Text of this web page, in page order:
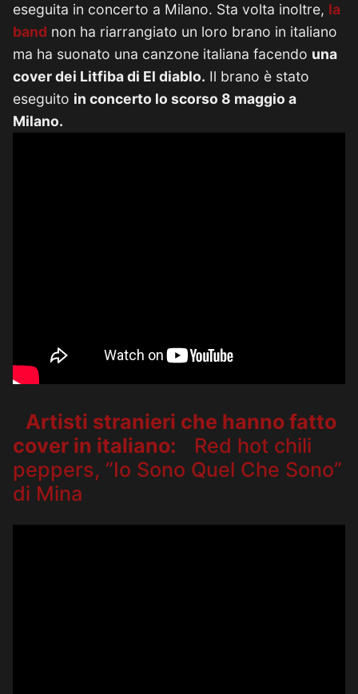
eseguita in concerto a Milano. Sta volta inoltre, la
band non ha riarrangiato un loro brano in italiano
ma ha suonato una canzone italiana facendo una
cover dei Litfiba di El diablo. Il brano è stato
eseguito in concerto lo scorso 8 maggio a
Milano.
Artisti stranieri che hanno fatto
cover in italiano:
Red hot chili
peppers, ”Io Sono Quel Che Sono”
di Mina